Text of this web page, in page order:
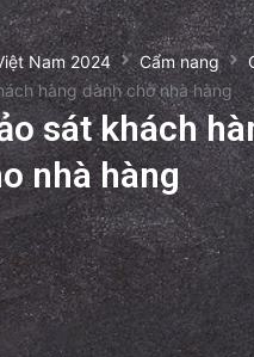
Nam 2024 Cẩm nang
hàng dành cho nhà hàng
sát khách
nhà hàng